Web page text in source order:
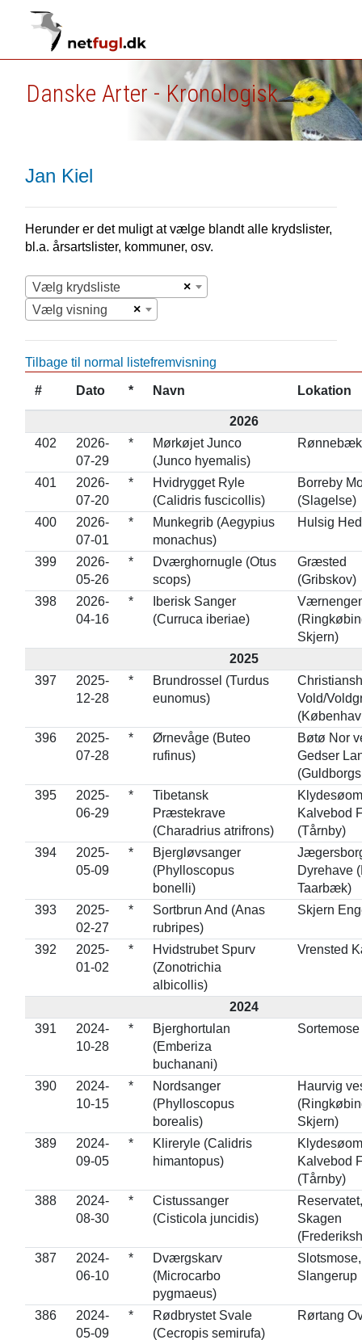
Danske Arter - Kronologisk
Jan Kiel
Herunder er det muligt at vælge blandt alle krydslister,
bl.a. årsartslister, kommuner, osv.
×
Vælg krydsliste
×
Vælg visning
Tilbage til normal listefremvisning
# Dato * Navn Lokation
2026
402
2026-
07-29
*
Mørkøjet Junco
(Junco hyemalis)
Rønnebæk
401
2026-
07-20
*
Hvidrygget Ryle
(Calidris fuscicollis)
Borreby
(Slagelse)
400
2026-
07-01
*
Munkegrib (Aegypius
monachus)
Hulsig
399
2026-
05-26
*
Dværghornugle (Otus
scops)
Græsted
(Gribskov)
398
2026-
04-16
*
Iberisk Sanger
(Curruca iberiae)
Skjern)
2025
397
2025-
12-28
*
Brundrossel (Turdus
eunomus)
Vold/
396
2025-
07-28
*
Ørnevåge (Buteo
rufinus)
Bøtø Nor
Gedser
395
2025-
06-29
*
Tibetansk
Præstekrave
(Charadrius atrifrons)
Kalvebod
(Tårnby)
394
2025-
05-09
*
Bjergløvsanger
(Phylloscopus
bonelli)
Dyrehave
Taarbæk)
393
2025-
02-27
*
Sortbrun And (Anas
rubripes)
Skjern
392
2025-
01-02
*
Hvidstrubet Spurv
(Zonotrichia
albicollis)
Vrensted
2024
391
2024-
10-28
*
Bjerghortulan
(Emberiza
buchanani)
Sortemose
390
2024-
10-15
*
Nordsanger
(Phylloscopus
borealis)
Haurvig
Skjern)
389
2024-
09-05
*
Klireryle (Calidris
himantopus)
Kalvebod
(Tårnby)
388
2024-
08-30
*
Cistussanger
(Cisticola juncidis)
Reservatet,
Skagen
387
2024-
06-10
*
Dværgskarv
(Microcarbo
pygmaeus)
Slotsmose,
Slangerup
386
2024-
05-09
*
Rødbrystet Svale
(Cecropis semirufa)
Rørtang